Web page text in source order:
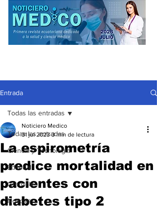
Entrada
Todas las entradas
Ciencia y Tecnología
Editorial
Gremiales
Noticias
Todas las entradas
La espirometría
predice mortalidad en
pacientes con
diabetes tipo 2
Noticiero Medico
31 jul 2023 3 min de lectura